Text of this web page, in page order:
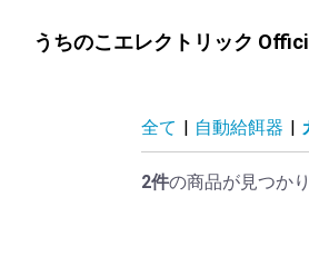
うちのこエレクトリック
全て | 自動給餌器 |
2件の商品が見つか